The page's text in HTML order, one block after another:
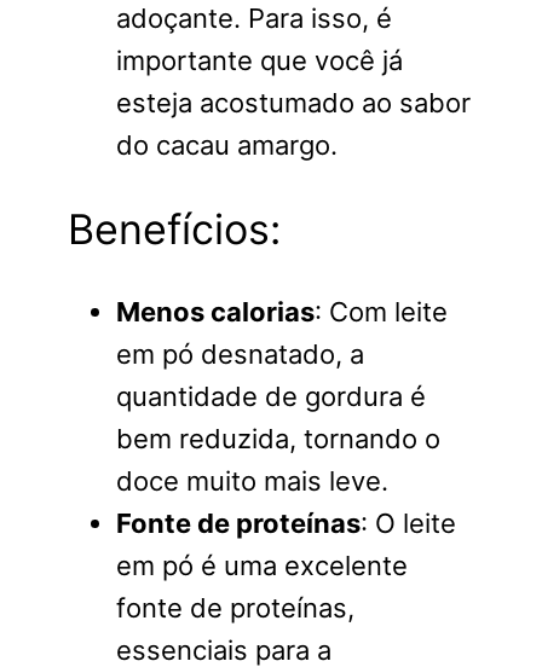
adoçante. Para isso, é
importante que você já
esteja acostumado ao sabor
do cacau amargo.
Benefícios:
Menos calorias: Com leite
em pó desnatado, a
quantidade de gordura é
bem reduzida, tornando o
doce muito mais leve.
Fonte de proteínas: O leite
em pó é uma excelente
fonte de proteínas,
essenciais para a